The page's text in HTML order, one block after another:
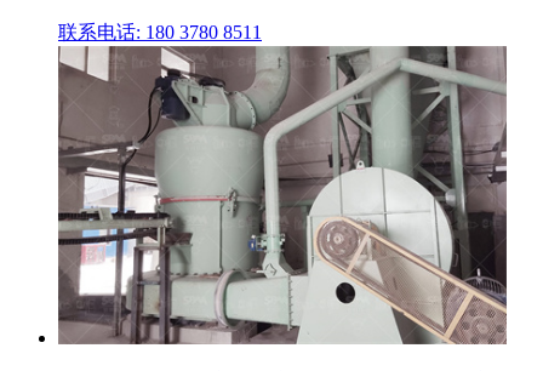
联系电话: 180 3780 8511